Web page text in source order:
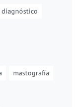
diagnóstico
mastografía